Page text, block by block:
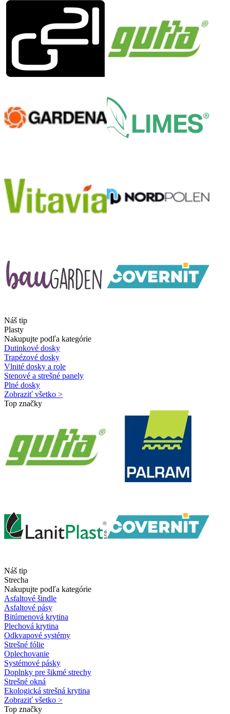
Náš tip
Plasty
Nakupujte podľa kategórie
Dutinkové dosky
Trapézové dosky
Vlnité dosky a role
Stenové a strešné panely
Plné dosky
Zobraziť všetko >
Top značky
Náš tip
Strecha
Nakupujte podľa kategórie
Asfaltové šindle
Asfaltové pásy
Bitúmenová krytina
Plechová krytina
Odkvapové systémy
Strešné fólie
Oplechovanie
Systémové pásky
Doplnky pre šikmé strechy
Strešné okná
Ekologická strešná krytina
Zobraziť všetko >
Top značky